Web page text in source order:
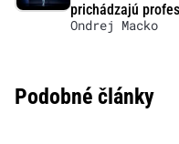
prichádzajú
Ondrej Macko
Podobné články